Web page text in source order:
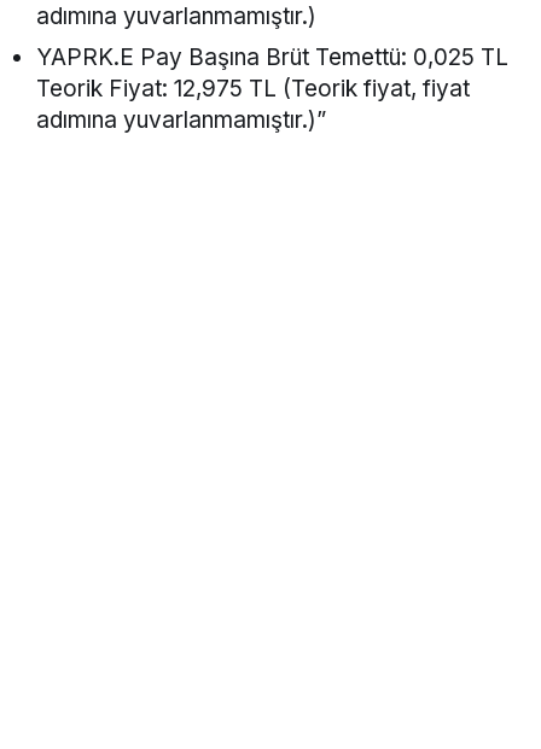
adımına yuvarlanmamıştır.)
YAPRK.E Pay Başına Brüt Temettü: 0,025 TL
Teorik Fiyat: 12,975 TL (Teorik fiyat, fiyat
adımına yuvarlanmamıştır.)”